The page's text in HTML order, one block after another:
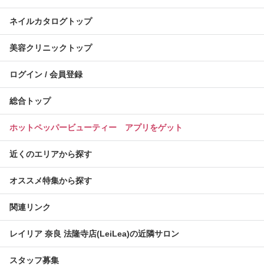
ネイルカタログトップ
美容クリニックトップ
ログイン / 会員登録
総合トップ
ホットペッパービューティー アプリをゲット
近くのエリアから探す
オススメ特集から探す
関連リンク
レイリア 奈良 法隆寺店(LeiLea)の近隣サロン
スタッフ募集